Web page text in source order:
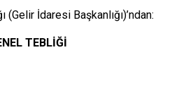
(Gelir İdaresi Başkanlığı)’ndan:
TEBLİĞİ